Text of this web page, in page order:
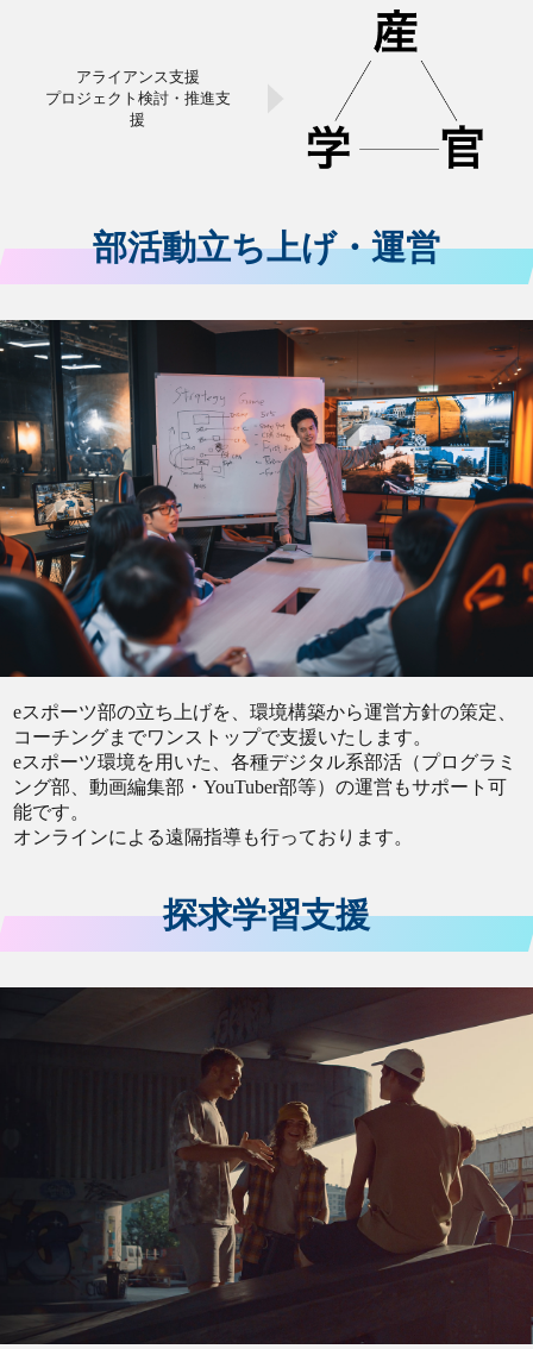
アライアンス支援
プロジェクト検討・推進支
援
部活動立ち上げ・運営
eスポーツ部の立ち上げを、環境構築から運営方針の策定、
コーチングまでワンストップで支援いたします。
eスポーツ環境を用いた、各種デジタル系部活（プログラミ
ング部、動画編集部・YouTuber部等）の運営もサポート可
能です。
オンラインによる遠隔指導も行っております。
探求学習支援